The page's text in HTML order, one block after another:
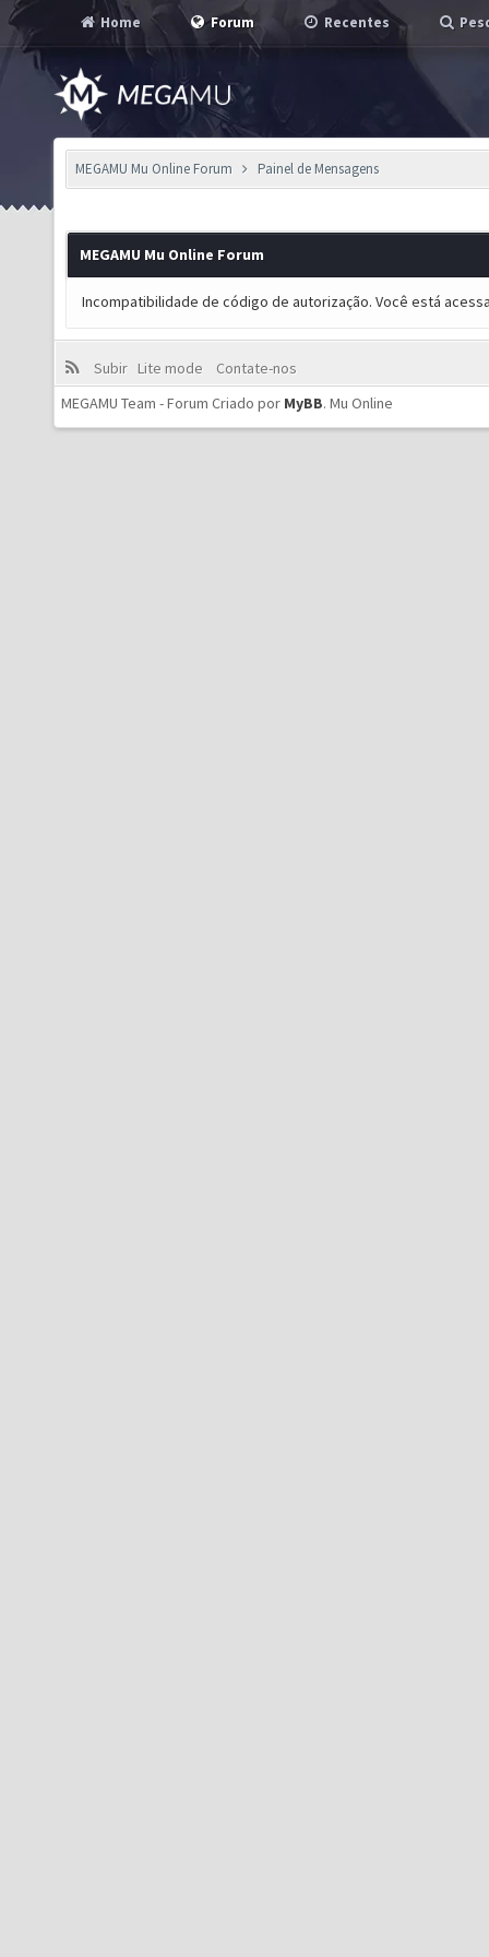
Home Forum Recentes
MEGAMU Mu Online Forum Painel de Mensagens
MEGAMU Mu Online Forum
Incompatibilidade de código de autorização. Você está
Subir Lite mode
Contate-nos
MEGAMU Team - Forum Criado por MyBB. Mu Online